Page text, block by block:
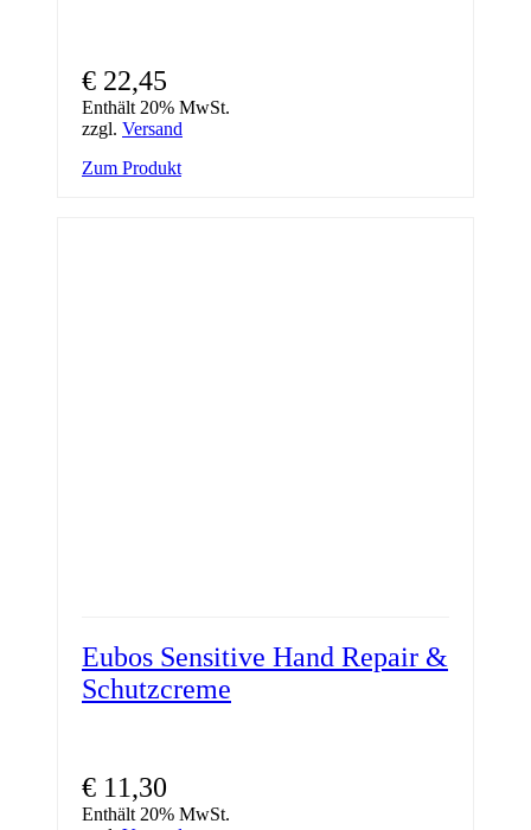
€ 22,45
Enthält 20% MwSt.
zzgl. Versand
Zum Produkt
Eubos Sensitive Hand Repair &
Schutzcreme
€ 11,30
Enthält 20% MwSt.